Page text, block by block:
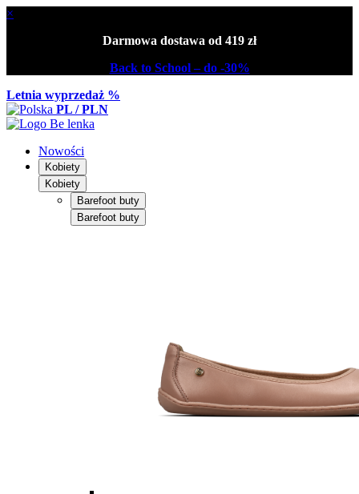
×
Darmowa dostawa od 419 zł
Back to School – do -30%
Letnia wyprzedaż %
PL / PLN
Nowości
Kobiety
Kobiety
Barefoot buty
Barefoot buty